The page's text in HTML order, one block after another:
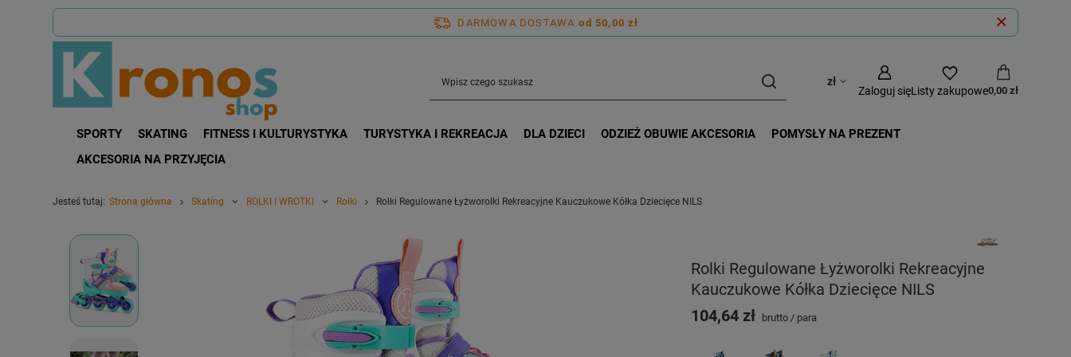
DARMOWA DOSTAWA od 50,00 zł
zł
Zaloguj sięListy zakupowe0,00 zł
SPORTY SKATING FITNESS I KULTURYSTYKA TURYSTYKA I REKREACJA DLA DZIECI ODZIEŻ OBUWIE AKCESORIA
POMYSŁY NA PREZENT
AKCESORIA NA PRZYJĘCIA
Jesteś tutaj: Strona główna Skating ROLKI I WROTKI Rolki Rolki Regulowane Łyżworolki Rekreacyjne Kauczukowe Kółka Dziecięce NILS
Rolki Regulowane Łyżworolki Rekreacyjne
Kauczukowe Kółka Dziecięce NILS
104,64 zł
brutto / para